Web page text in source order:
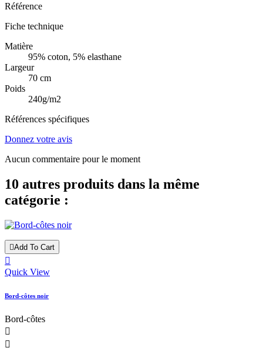
Référence
Fiche technique
Matière
95% coton, 5% elasthane
Largeur
70 cm
Poids
240g/m2
Références spécifiques
Donnez votre avis
Aucun commentaire pour le moment
10 autres produits dans la même
catégorie :
Add To Cart

Quick View
Bord-côtes noir
Bord-côtes

